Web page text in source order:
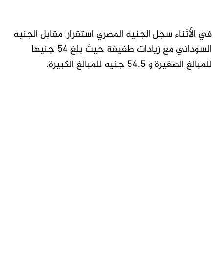
في الأثناء سجل الجنيه المصري استقرارا مقابل الجنيه
السوداني مع زيادات طفيفة حيث بلغ 54 جنيها
للمبالغ الصغيرة و 54.5 جنيه للمبالغ الكبيرة.